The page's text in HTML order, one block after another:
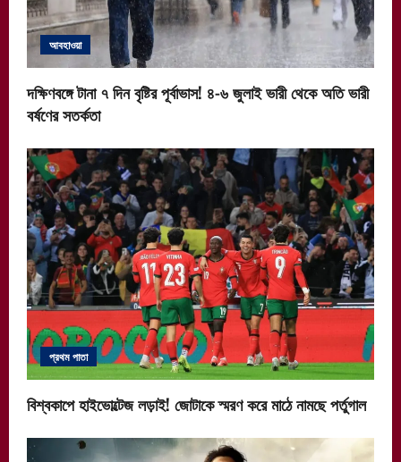
আবহাওয়া
দক্ষিণবঙ্গে টানা ৭ দিন বৃষ্টির পূর্বাভাস! ৪-৬ জুলাই ভারী থেকে অতি ভারী
বর্ষণের সতর্কতা
প্রথম পাতা
বিশ্বকাপে হাইভোল্টেজ লড়াই! জোটাকে স্মরণ করে মাঠে নামছে পর্তুগাল